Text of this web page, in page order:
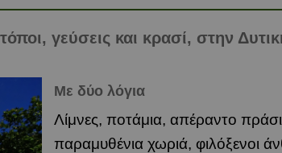
Φωκίδα
γεύσεις και κρασί, στην
Με δύο λόγια
Λίμνες, ποτάμια, απέραντο
παραμυθένια χωριά, φιλόξενοι